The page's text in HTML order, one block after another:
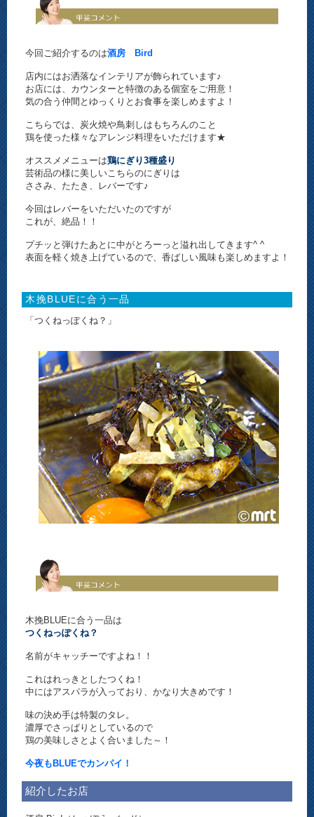
今回ご紹介するのは酒房 Bird
店内にはお洒落なインテリアが飾られています♪
お店には、カウンターと特徴のある個室をご用意！
気の合う仲間とゆっくりとお食事を楽しめますよ！
こちらでは、炭火焼や鳥刺しはもちろんのこと
鶏を使った様々なアレンジ料理をいただけます★
オススメメニューは鶏にぎり3種盛り
芸術品の様に美しいこちらのにぎりは
ささみ、たたき、レバーです♪
今回はレバーをいただいたのですが
これが、絶品！！
プチッと弾けたあとに中がとろーっと溢れ出してきます^ ^
表面を軽く焼き上げているので、香ばしい風味も楽しめますよ！
木挽BLUEに合う一品
「つくねっぽくね？」
木挽BLUEに合う一品は
つくねっぽくね？
名前がキャッチーですよね！！
これはれっきとしたつくね！
中にはアスパラが入っており、かなり大きめです！
味の決め手は特製のタレ。
濃厚でさっぱりとしているので
鶏の美味しさとよく合いました～！
今夜もBLUEでカンパイ！
紹介したお店